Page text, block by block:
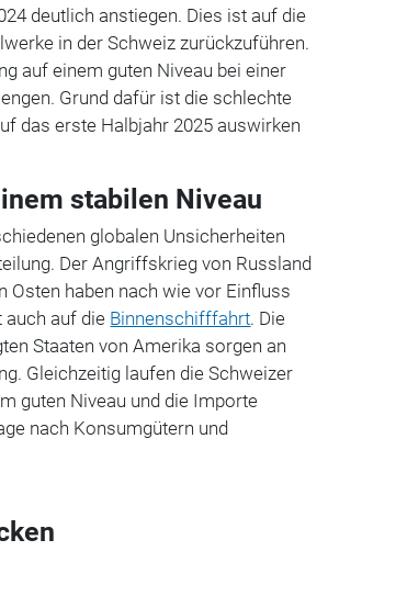
deutlich anstiegen. Dies ist auf die
in der Schweiz zurückzuführen.
auf einem guten Niveau bei einer
Grund dafür ist die schlechte
das erste Halbjahr 2025 auswirken
stabilen Niveau
globalen Unsicherheiten
Der Angriffskrieg von Russland
Osten haben nach wie vor Einfluss
auch auf die Binnenschifffahrt. Die
Staaten von Amerika sorgen an
Gleichzeitig laufen die Schweizer
guten Niveau und die Importe
nach Konsumgütern und